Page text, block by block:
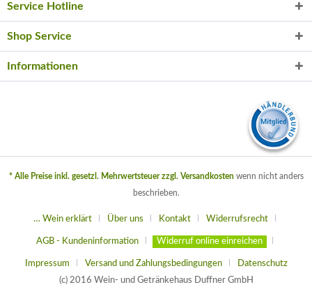
Service Hotline
Shop Service
Informationen
* Alle Preise inkl. gesetzl. Mehrwertsteuer zzgl. Versandkostenwenn nicht anders
beschrieben.
… Wein erklärt Über uns Kontakt Widerrufsrecht
AGB - Kundeninformation Widerruf online einreichen
Impressum Versand und Zahlungsbedingungen
Datenschutz
(c) 2016 Wein- und Getränkehaus Duffner GmbH